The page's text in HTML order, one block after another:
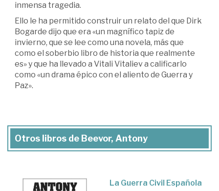
inmensa tragedia.
Ello le ha permitido construir un relato del que Dirk
Bogarde dijo que era «un magnífico tapiz de
invierno, que se lee como una novela, más que
como el soberbio libro de historia que realmente
es» y que ha llevado a Vitali Vitaliev a calificarlo
como «un drama épico con el aliento de Guerra y
Paz».
Otros libros de Beevor, Antony
La Guerra Civil Española